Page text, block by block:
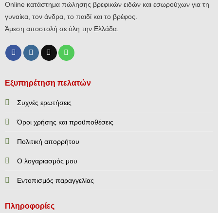
Online κατάστημα πώλησης βρεφικών ειδών και εσωρούχων για τη
γυναίκα, τον άνδρα, το παιδί και το βρέφος.
Άμεση αποστολή σε όλη την Ελλάδα.
Εξυπηρέτηση πελατών
Συχνές ερωτήσεις
Όροι χρήσης και προϋποθέσεις
Πολιτική απορρήτου
Ο λογαριασμός μου
Εντοπισμός παραγγελίας
Πληροφορίες